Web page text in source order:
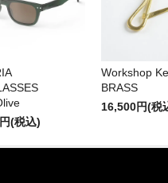
(税込)
Workshop
BRASS
16,500円(税